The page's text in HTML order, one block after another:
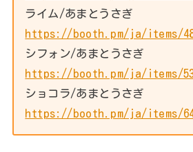
ライム/あまとうさぎ
https://booth.pm/ja/items/
シフォン/あまとうさぎ
https://booth.pm/ja/items/
ショコラ/あまとうさぎ
https://booth.pm/ja/items/